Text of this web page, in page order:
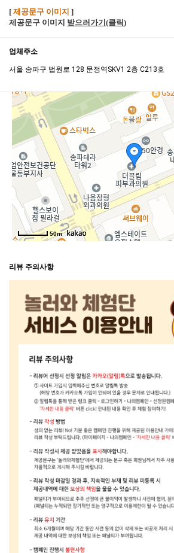
[ 제공문구 이미지 ]
제공문구 이미지 받으러가기(클릭 )
업체주소
서울 송파구 법원로 128 문정역SKV1 2층 C213호
50m
리뷰 주의사항